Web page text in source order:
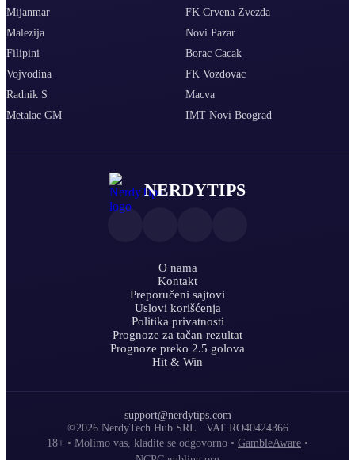
Mijanmar
Malezija
Filipini
Vojvodina
Radnik S
Metalac GM
FK Crvena Zvezda
Novi Pazar
Borac Cacak
FK Vozdovac
Macva
IMT Novi Beograd
NERDYTIPS
O nama
Kontakt
Preporučeni sajtovi
Uslovi korišćenja
Politika privatnosti
Prognoze za tačan rezultat
Prognoze preko 2.5 golova
Hit & Win
18+ • Molimo vas, kladite se odgovorno • GambleAware •
support@nerdytips.com
©2026 NerdyTech Hub SRL · VAT RO40424366